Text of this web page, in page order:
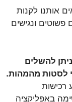
אותנו לקנות
ונגישים
להשלים
לסטות מהמהות.
רכישות
באפליקציה